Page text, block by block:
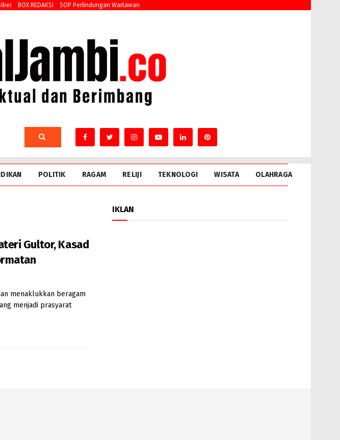
BOX REDAKSI SOP Perlindungan Wartawan
POLITIK RAGAM RELIJI TEKNOLOGI WISATA OLAHRAGA
Gultor, Kasad
menaklukkan beragam
menjadi prasyarat
IKLAN